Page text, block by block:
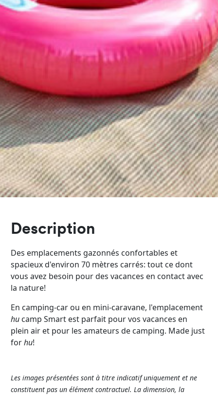
Description
Des emplacements gazonnés confortables et
spacieux d'environ 70 mètres carrés: tout ce dont
vous avez besoin pour des vacances en contact avec
la nature!
En camping-car ou en mini-caravane, l'emplacement
hu camp Smart est parfait pour vos vacances en
plein air et pour les amateurs de camping. Made just
forhu!
Les imagesprésentées sont àtitre indicatif uniquement et ne
constituent pas unélément contractuel. Ladimension, la